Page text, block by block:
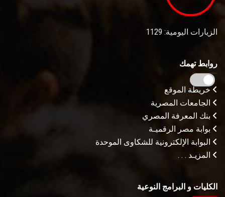
الزيارات اليومية: 1129
روابط تهمك
خريطة الموقع
الجامعات المصرية
بنك المعرفة المصري
بوابة مصر الرقميـة
البوابة الإلكترونية للشكاوى الموحدة
المزيـد . . .
الكليات و البرامج النوعية